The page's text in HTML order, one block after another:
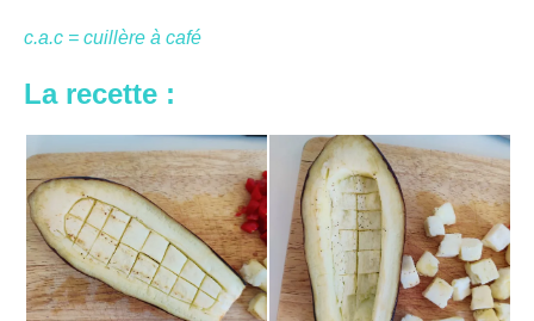
c.a.c = cuillère à café
La recette :